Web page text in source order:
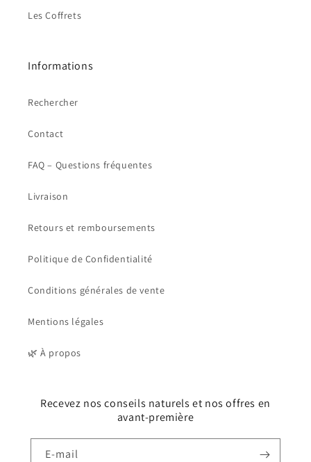
Les Coffrets
Informations
Rechercher
Contact
FAQ – Questions fréquentes
Livraison
Retours et remboursements
Politique de Confidentialité
Conditions générales de vente
Mentions légales
🌿 À propos
Recevez nos conseils naturels et nos offres en
avant-première
E-mail